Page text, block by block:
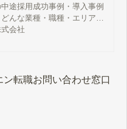
途採用成功事例・導入事例
んな業種・職種・エリアの
何名応募が集まったのか？
会社
転職お問い合わせ窓口